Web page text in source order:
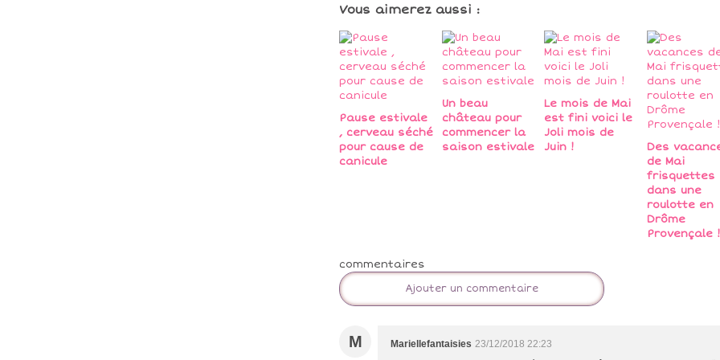
Vous aimerez aussi :
Pause estivale
, cerveau séché
pour cause de
canicule
Un beau
château pour
commencer la
saison estivale
Le mois de Mai
est fini voici le
Joli mois de
Juin !
Des
de Mai
frisquettes
dans une
roulotte en
Drôme
Provençale !
commentaires
Ajouter un commentaire
M Mariellefantaisies 23/12/2018 22:23